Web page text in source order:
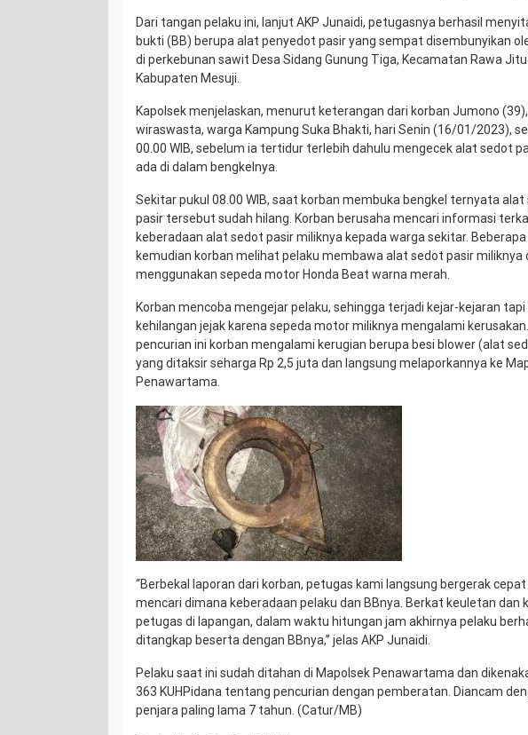
Dari tangan pelaku ini, lanjut AKP Junaidi, petugasnya berhasil
bukti (BB) berupa alat penyedot pasir yang sempat disembunyikan
di perkebunan sawit Desa Sidang Gunung Tiga, Kecamatan Rawa
Kabupaten Mesuji.
Kapolsek menjelaskan, menurut keterangan dari korban Jumono
wiraswasta, warga Kampung Suka Bhakti, hari Senin (16/01/2023),
00.00 WIB, sebelum ia tertidur terlebih dahulu mengecek alat sedot
ada di dalam bengkelnya.
Sekitar pukul 08.00 WIB, saat korban membuka bengkel ternyata alat
pasir tersebut sudah hilang. Korban berusaha mencari informasi
keberadaan alat sedot pasir miliknya kepada warga sekitar.
kemudian korban melihat pelaku membawa alat sedot pasir miliknya
menggunakan sepeda motor Honda Beat warna merah.
Korban mencoba mengejar pelaku, sehingga terjadi kejar-kejaran tapi
kehilangan jejak karena sepeda motor miliknya mengalami
pencurian ini korban mengalami kerugian berupa besi blower (alat
yang ditaksir seharga Rp 2,5 juta dan langsung melaporkannya ke
Penawartama.
“Berbekal laporan dari korban, petugas kami langsung bergerak
mencari dimana keberadaan pelaku dan BBnya. Berkat keuletan dan
petugas di lapangan, dalam waktu hitungan jam akhirnya pelaku
ditangkap beserta dengan BBnya,” jelas AKP Junaidi.
Pelaku saat ini sudah ditahan di Mapolsek Penawartama dan
363 KUHPidana tentang pencurian dengan pemberatan. Diancam
penjara paling lama 7 tahun. (Catur/MB)